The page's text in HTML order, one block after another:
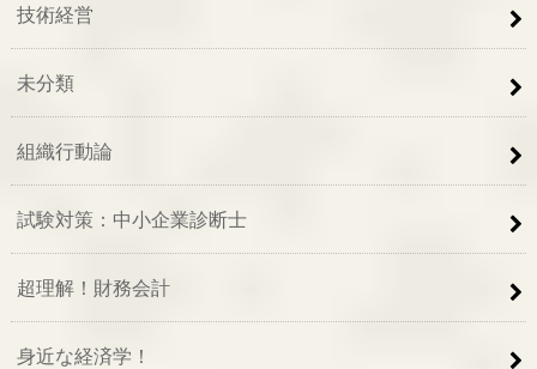
技術経営
未分類
組織行動論
試験対策：中小企業診断士
超理解！財務会計
身近な経済学！